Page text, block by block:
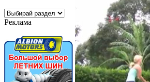
Реклама